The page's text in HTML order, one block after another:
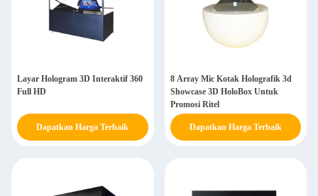
Layar Hologram 3D Interaktif 360
Full HD
Dapatkan Harga Terbaik
8 Array Mic Kotak Holografik 3d
Showcase 3D HoloBox Untuk
Promosi Ritel
Dapatkan Harga Terbaik